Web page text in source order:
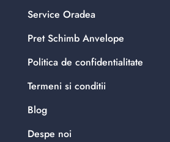
Service Oradea
Pret Schimb Anvelope
Politica de confidentialitate
Termeni si conditii
Blog
Despe noi